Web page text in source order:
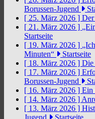
Borussen-Jugend
[ 25. März 2026 ] Der
[ 21. März 2026 ]
Startseite
[ 19. März 2026 ]
Minuten“
Startseite
[ 18. März 2026 ] Die
[ 17. März 2026 ]
Borussen-Jugend
[ 16. März 2026 ] Ein
[ 14. März 2026 ]
[ 13. März 2026 ]
Jugend
Startseite